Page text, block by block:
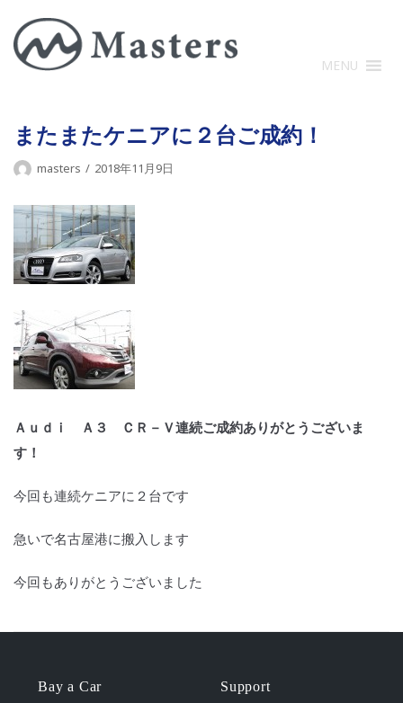
コ
ン
テ
に
ス
キ
プ
MENU
またまたケニアに２台ご成約！
masters 2018年11月9日
Ａｕｄｉ Ａ３ ＣＲ－Ｖ連続ご成約ありがとうございま
す！
今回も連続ケニアに２台です
急いで名古屋港に搬入します
今回もありがとうございました
Bay a Car Support